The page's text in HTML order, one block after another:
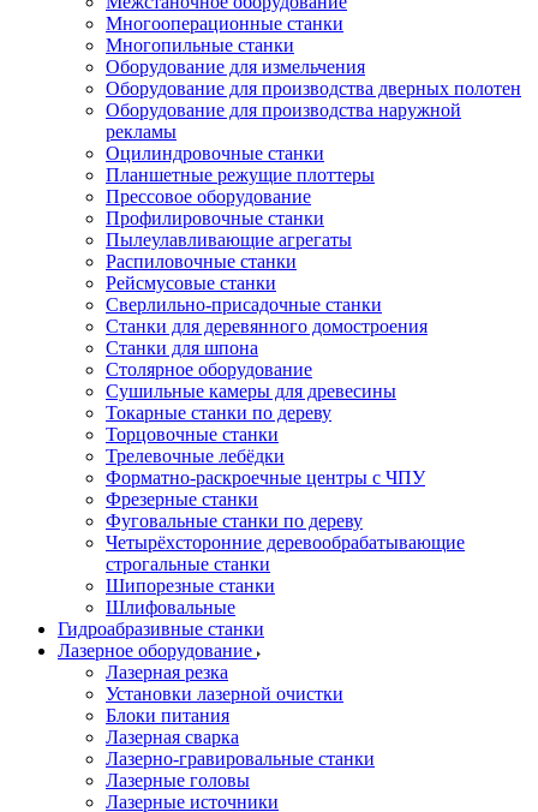
Многооперационные станки
Многопильные станки
Оборудование для измельчения
Оборудование для производства дверных полотен
Оборудование для производства наружной
рекламы
Оцилиндровочные станки
Планшетные режущие плоттеры
Прессовое оборудование
Профилировочные станки
Пылеулавливающие агрегаты
Распиловочные станки
Рейсмусовые станки
Сверлильно-присадочные станки
Станки для деревянного домостроения
Станки для шпона
Столярное оборудование
Сушильные камеры для древесины
Токарные станки по дереву
Торцовочные станки
Трелевочные лебёдки
Форматно-раскроечные центры с ЧПУ
Фрезерные станки
Фуговальные станки по дереву
Четырёхсторонние деревообрабатывающие
строгальные станки
Шипорезные станки
Шлифовальные
Гидроабразивные станки
Лазерное оборудование
Лазерная резка
Установки лазерной очистки
Блоки питания
Лазерная сварка
Лазерно-гравировальные станки
Лазерные головы
Лазерные источники